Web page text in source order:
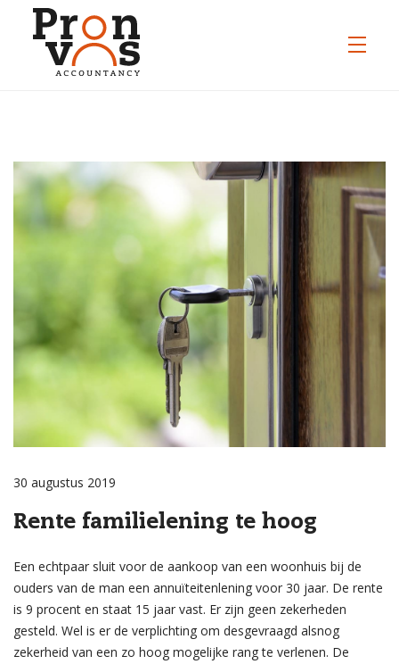
30 augustus 2019
Rente familielening te hoog
Een echtpaar sluit voor de aankoop van een woonhuis bij de
ouders van de man een annuïteitenlening voor 30 jaar. De rente
is 9 procent en staat 15 jaar vast. Er zijn geen zekerheden
gesteld. Wel is er de verplichting om desgevraagd alsnog
zekerheid van een zo hoog mogelijke rang te verlenen. De